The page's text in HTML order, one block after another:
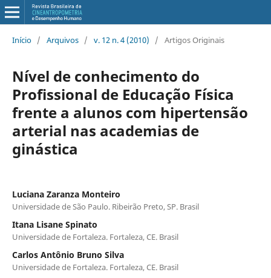
Início / Arquivos / v. 12 n. 4 (2010) / Artigos Originais
Nível de conhecimento do
Profissional de Educação Física
frente a alunos com hipertensão
arterial nas academias de
ginástica
Luciana Zaranza Monteiro
Universidade de São Paulo. Ribeirão Preto, SP. Brasil
Itana Lisane Spinato
Universidade de Fortaleza. Fortaleza, CE. Brasil
Carlos Antônio Bruno Silva
Universidade de Fortaleza. Fortaleza, CE. Brasil